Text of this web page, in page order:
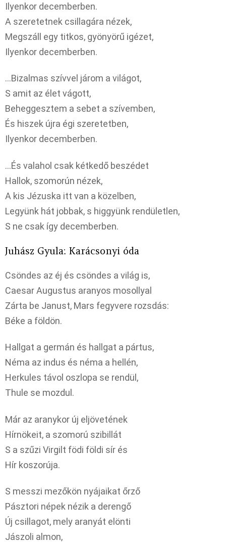
Ilyenkor decemberben.
A szeretetnek csillagára nézek,
Megszáll egy titkos, gyönyörű igézet,
Ilyenkor decemberben.
…Bizalmas szívvel járom a világot,
S amit az élet vágott,
Beheggesztem a sebet a szívemben,
És hiszek újra égi szeretetben,
Ilyenkor decemberben.
…És valahol csak kétkedő beszédet
Hallok, szomorún nézek,
A kis Jézuska itt van a közelben,
Legyünk hát jobbak, s higgyünk rendületlen,
S ne csak így decemberben.
Juhász Gyula: Karácsonyi óda
Csöndes az éj és csöndes a világ is,
Caesar Augustus aranyos mosollyal
Zárta be Janust, Mars fegyvere rozsdás:
Béke a földön.
Hallgat a germán és hallgat a pártus,
Néma az indus és néma a hellén,
Herkules távol oszlopa se rendül,
Thule se mozdul.
Már az aranykor új eljövetének
Hírnökeit, a szomorú szibillát
S a szűzi Virgilt födi földi sír és
Hír koszorúja.
S messzi mezőkön nyájaikat őrző
Pásztori népek nézik a derengő
Új csillagot, mely aranyát elönti
Jászoli almon,